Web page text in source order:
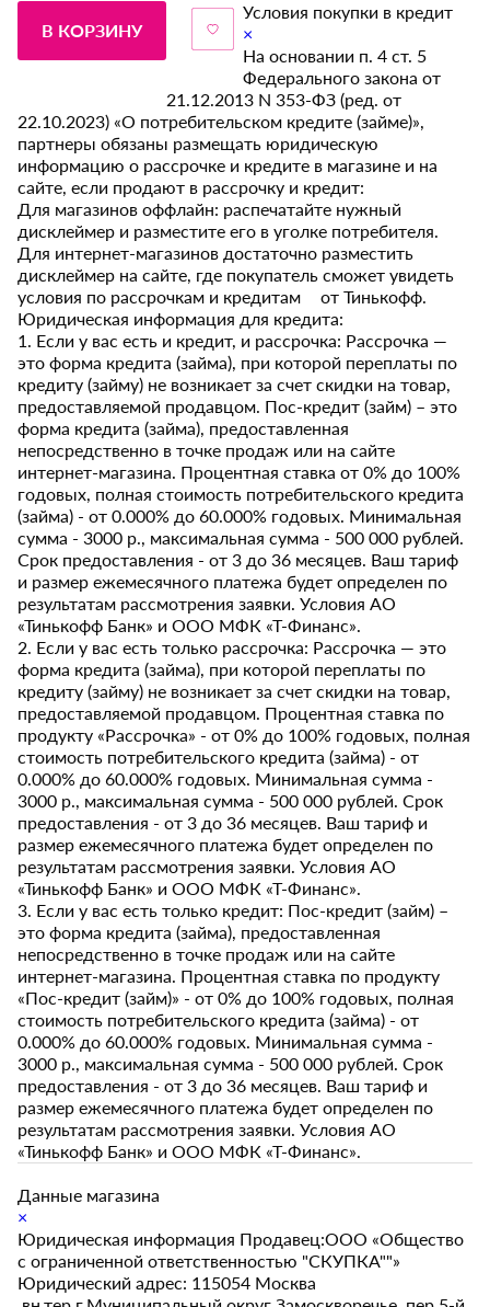
В КОРЗИНУ
Условия покупки в кредит
×
На основании п. 4 ст. 5
Федерального закона от
21.12.2013 N 353-ФЗ (ред. от
22.10.2023) «О потребительском кредите (займе)»,
партнеры обязаны размещать юридическую
информацию о рассрочке и кредите в магазине и на
сайте, если продают в рассрочку и кредит:
Для магазинов оффлайн: распечатайте нужный
дисклеймер и разместите его в уголке потребителя.
Для интернет-магазинов достаточно разместить
дисклеймер на сайте, где покупатель сможет увидеть
условия по рассрочкам и кредитам от Тинькофф.
Юридическая информация для кредита:
1. Если у вас есть и кредит, и рассрочка: Рассрочка —
это форма кредита (займа), при которой переплаты по
кредиту (займу) не возникает за счет скидки на товар,
предоставляемой продавцом. Пос-кредит (займ) – это
форма кредита (займа), предоставленная
непосредственно в точке продаж или на сайте
интернет-магазина. Процентная ставка от 0% до 100%
годовых, полная стоимость потребительского кредита
(займа) - от 0.000% до 60.000% годовых. Минимальная
сумма - 3000 р., максимальная сумма - 500 000 рублей.
Срок предоставления - от 3 до 36 месяцев. Ваш тариф
и размер ежемесячного платежа будет определен по
результатам рассмотрения заявки. Условия АО
«Тинькофф Банк» и ООО МФК «Т-Финанс».
2. Если у вас есть только рассрочка: Рассрочка — это
форма кредита (займа), при которой переплаты по
кредиту (займу) не возникает за счет скидки на товар,
предоставляемой продавцом. Процентная ставка по
продукту «Рассрочка» - от 0% до 100% годовых, полная
стоимость потребительского кредита (займа) - от
0.000% до 60.000% годовых. Минимальная сумма -
3000 р., максимальная сумма - 500 000 рублей. Срок
предоставления - от 3 до 36 месяцев. Ваш тариф и
размер ежемесячного платежа будет определен по
результатам рассмотрения заявки. Условия АО
«Тинькофф Банк» и ООО МФК «Т-Финанс».
3. Если у вас есть только кредит: Пос-кредит (займ) –
это форма кредита (займа), предоставленная
непосредственно в точке продаж или на сайте
интернет-магазина. Процентная ставка по продукту
«Пос-кредит (займ)» - от 0% до 100% годовых, полная
стоимость потребительского кредита (займа) - от
0.000% до 60.000% годовых. Минимальная сумма -
3000 р., максимальная сумма - 500 000 рублей. Срок
предоставления - от 3 до 36 месяцев. Ваш тариф и
размер ежемесячного платежа будет определен по
результатам рассмотрения заявки. Условия АО
«Тинькофф Банк» и ООО МФК «Т-Финанс».
Данные магазина
×
Юридическая информация Продавец:ООО «Общество
с ограниченной ответственностью "СКУПКА""»
Юридический адрес: 115054 Москва